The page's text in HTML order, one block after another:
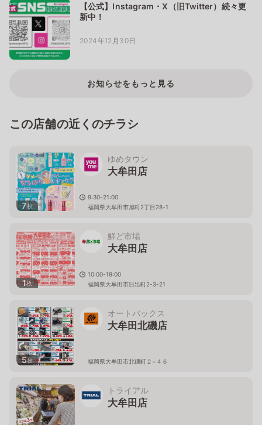
【公式】Instagram・X（旧Twitter）続々更
新中！
2024年12月30日
お知らせをもっと見る
この店舗の近くのチラシ
7枚
ゆめタウン
大牟田店
9:30-21:00
福岡県大牟田市旭町2丁目28-1
1枚
鮮ど市場
大牟田店
10:00-19:00
福岡県大牟田市日出町2-3-21
5枚
オートバックス
大牟田北磯店
福岡県大牟田市北磯町２−４６
トライアル
大牟田店